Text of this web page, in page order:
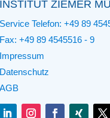
ZIEMER
Telefon: +49 89
+49 89 4545516 - 9